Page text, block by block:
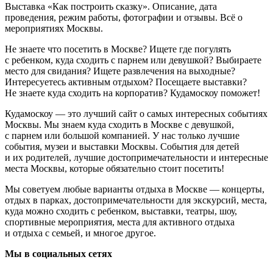
Выставка «Как построить сказку». Описание, дата
проведения, режим работы, фотографии и отзывы. Всё о
мероприятиях Москвы.
Не знаете что посетить в Москве? Ищете где погулять
с ребенком, куда сходить с парнем или девушкой? Выбираете
место для свидания? Ищете развлечения на выходные?
Интересуетесь активным отдыхом? Посещаете выставки?
Не знаете куда сходить на корпоратив? Кудамоскоу поможет!
Кудамоскоу — это лучший сайт о самых интересных событиях
Москвы. Мы знаем куда сходить в Москве с девушкой,
с парнем или большой компанией. У нас только лучшие
события, музеи и выставки Москвы. События для детей
и их родителей, лучшие достопримечательности и интересные
места Москвы, которые обязательно стоит посетить!
Мы советуем любые варианты отдыха в Москве — концерты,
отдых в парках, достопримечательности для экскурсий, места,
куда можно сходить с ребенком, выставки, театры, шоу,
спортивные мероприятия, места для активного отдыха
и отдыха с семьей, и многое другое.
Мы в социальных сетях